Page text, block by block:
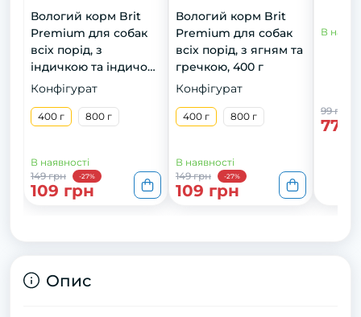
Вологий корм Brit
Premium для собак
всіх порід, з
індичкою та індичою
печінкою, 400 г
Конфігурат
400 г 800 г
В наявності
149 грн
-27%
109 грн
Вологий корм Brit
Premium для собак
всіх порід, з ягням та
гречкою, 400 г
Конфігурат
400 г 800 г
В наявності
149 грн
-27%
109 грн
В
99 грн
77
Опис